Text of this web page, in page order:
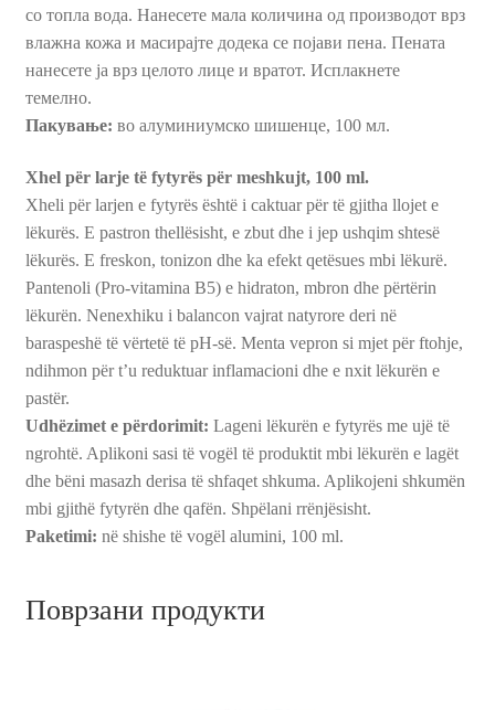
со топла вода. Нанесете мала количина од производот врз
влажна кожа и масирајте додека се појави пена. Пената
нанесете ја врз целото лице и вратот. Исплакнете
темелно.
Пакување: во алуминиумско шишенце, 100 мл.
Xhel për larje të fytyrës për meshkujt, 100 ml.
Xheli për larjen e fytyrës është i caktuar për të gjitha llojet e
lëkurës. E pastron thellësisht, e zbut dhe i jep ushqim shtesë
lëkurës. E freskon, tonizon dhe ka efekt qetësues mbi lëkurë.
Pantenoli (Pro-vitamina B5) e hidraton, mbron dhe përtërin
lëkurën. Nenexhiku i balancon vajrat natyrore deri në
baraspeshë të vërtetë të pH-së. Menta vepron si mjet për ftohje,
ndihmon për t’u reduktuar inflamacioni dhe e nxit lëkurën e
pastër.
Udhëzimet e përdorimit: Lageni lëkurën e fytyrës me ujë të
ngrohtë. Aplikoni sasi të vogël të produktit mbi lëkurën e lagët
dhe bëni masazh derisa të shfaqet shkuma. Aplikojeni shkumën
mbi gjithë fytyrën dhe qafën. Shpëlani rrënjësisht.
Paketimi: në shishe të vogël alumini, 100 ml.
Поврзани продукти